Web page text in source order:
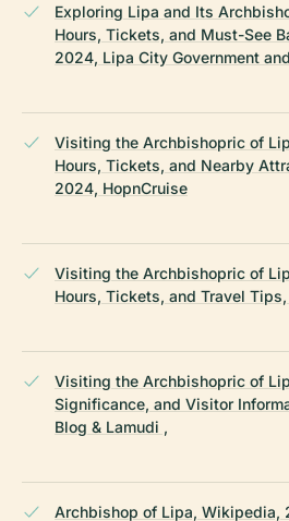
Exploring Lipa and Its
Hours, Tickets, and Must-See
2024, Lipa City Government
Visiting the Archbishopric of
Hours, Tickets, and Nearby
2024, HopnCruise
Visiting the Archbishopric of
Hours, Tickets, and Travel
Visiting the Archbishopric of
Significance, and Visitor
Blog & Lamudi ,
Archbishop of Lipa, Wikipedia,